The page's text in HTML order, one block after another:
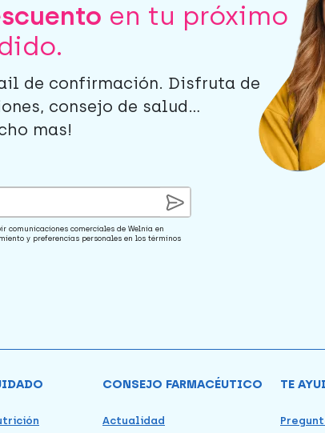
en tu próximo
de confirmación. Disfruta de
consejo de salud...
mas!
comunicaciones comerciales de Welnia en
y preferencias personales en los términos
CONSEJO FARMACÉUTICO
Actualidad
TE